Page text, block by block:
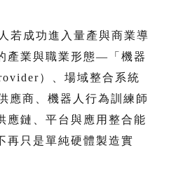
若成功進入量產與商業導
產業與職業形態—「機器
）、場域整合系統
應商、機器人行為訓練師
應鏈、平台與應用整合能
再只是單純硬體製造實